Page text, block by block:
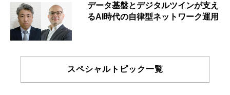
データ基盤とデジタルツインが支え
るAI時代の自律型ネットワーク運用
スペシャルトピック一覧